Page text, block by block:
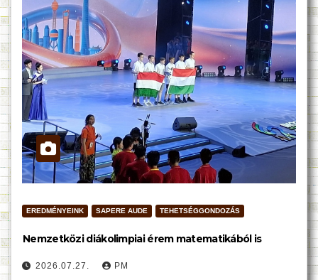
EREDMÉNYEINK SAPERE AUDE TEHETSÉGGONDOZÁS
Nemzetközi diákolimpiai érem matematikából is
2026.07.27. PM